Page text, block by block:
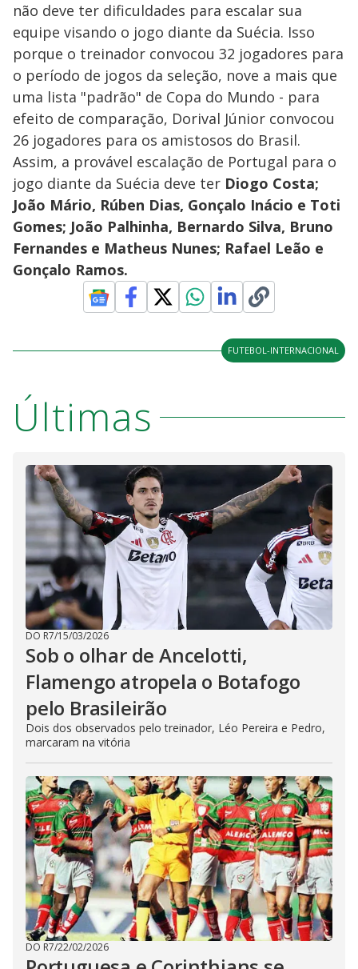
não deve ter dificuldades para escalar sua
equipe visando o jogo diante da Suécia. Isso
porque o treinador convocou 32 jogadores para
o período de jogos da seleção, nove a mais que
uma lista "padrão" de Copa do Mundo - para
efeito de comparação, Dorival Júnior convocou
26 jogadores para os amistosos do Brasil.
Assim, a provável escalação de Portugal para o
jogo diante da Suécia deve ter Diogo Costa;
João Mário, Rúben Dias, Gonçalo Inácio e Toti
Gomes; João Palhinha, Bernardo Silva, Bruno
Fernandes e Matheus Nunes; Rafael Leão e
Gonçalo Ramos.
FUTEBOL-INTERNACIONAL
Últimas
DO R7/15/03/2026
Sob o olhar de Ancelotti,
Flamengo atropela o Botafogo
pelo Brasileirão
Dois dos observados pelo treinador, Léo Pereira e Pedro,
marcaram na vitória
DO R7/22/02/2026